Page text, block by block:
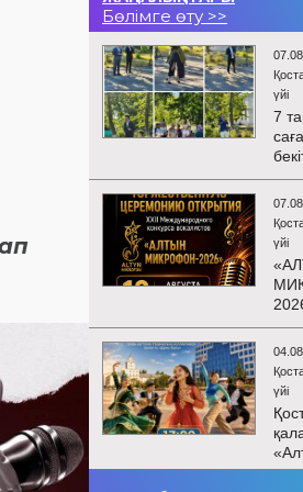
Бөлімге өту >>
үйі
7
KPI
үйі
үйі